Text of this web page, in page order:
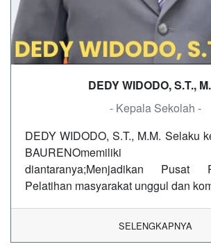
DEDY WIDODO, S.T.,
- Kepala Sekolah -
DEDY WIDODO, S.T., M.M. Selaku
BAURENOmemiliki
diantaranya;Menjadikan Pusat
Pelatihan masyarakat unggul dan
SELENGKAPNYA